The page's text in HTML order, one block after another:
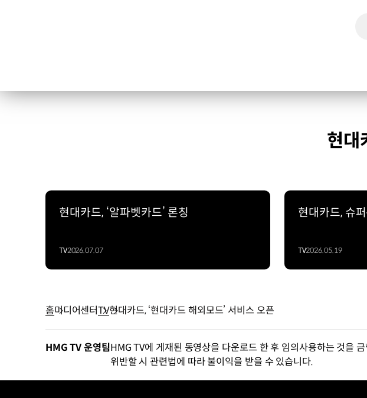
현대
현대카드, ‘알파벳카드’ 론칭
TV2026.07.07
현대카드, 슈
TV2026.05.19
홈미디어센터TV현대카드, ‘현대카드 해외모드’ 서비스 오픈
HMG TV 운영팀HMG TV에 게재된 동영상을 다운로드 한 후 임의사용하는 것을
위반할 시 관련법에 따라 불이익을 받을 수 있습니다.